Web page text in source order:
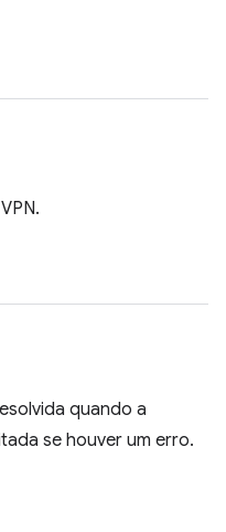
quando a
se houver um erro.